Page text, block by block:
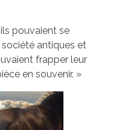
pouvaient se
société antiques et
frapper leur
en souvenir. »